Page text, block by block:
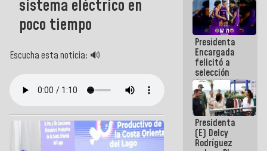
sistema eléctrico en
poco tiempo
Escucha esta noticia: 🔊
Presidenta
Encargada
felicitó a
selección
femenina de
baloncesto
por su
clasificación
a la
AmeriCup
2027
Presidenta
(E) Delcy
Rodríguez